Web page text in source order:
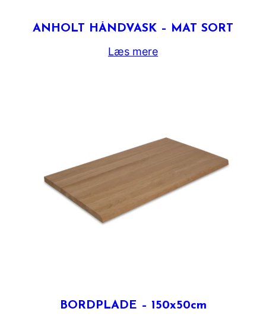
ANHOLT HÅNDVASK – MAT SORT
Læs mere
BORDPLADE – 150x50cm